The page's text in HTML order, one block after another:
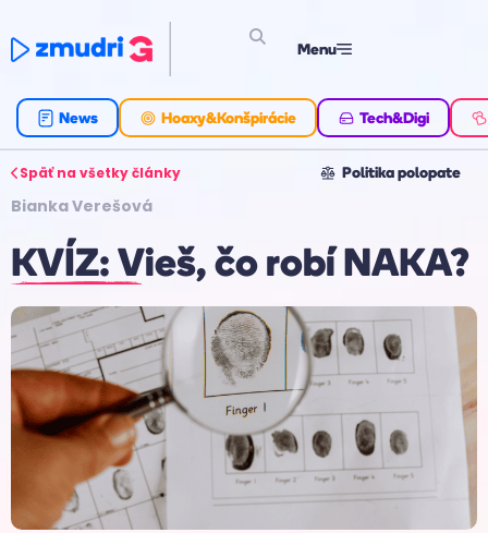
Menu
News Hoaxy&Konšpirácie Tech&Digi
Späť na všetky články Politika polopate
Bianka Verešová
KVÍZ: Vieš, čo robí NAKA?